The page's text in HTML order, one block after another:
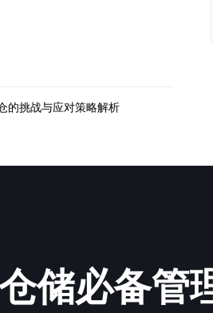
的挑战与应对策略解析
储必备管